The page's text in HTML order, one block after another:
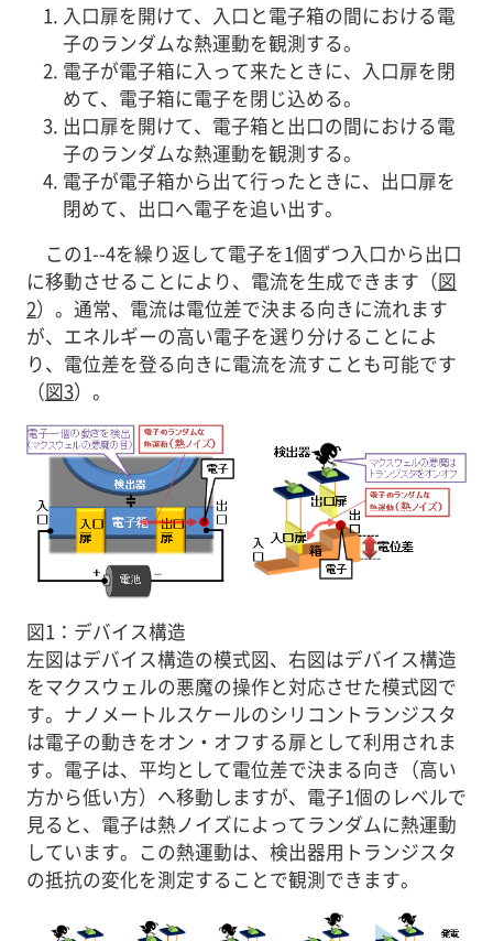
入口扉を開けて、入口と電子箱の間における電
子のランダムな熱運動を観測する。
電子が電子箱に入って来たときに、入口扉を閉
めて、電子箱に電子を閉じ込める。
出口扉を開けて、電子箱と出口の間における電
子のランダムな熱運動を観測する。
電子が電子箱から出て行ったときに、出口扉を
閉めて、出口へ電子を追い出す。
この1--4を繰り返して電子を1個ずつ入口から出口
に移動させることにより、電流を生成できます（図
2）。通常、電流は電位差で決まる向きに流れます
が、エネルギーの高い電子を選り分けることによ
り、電位差を登る向きに電流を流すことも可能です
（図3）。
図1：デバイス構造
左図はデバイス構造の模式図、右図はデバイス構造
をマクスウェルの悪魔の操作と対応させた模式図で
す。ナノメートルスケールのシリコントランジスタ
は電子の動きをオン・オフする扉として利用されま
す。電子は、平均として電位差で決まる向き（高い
方から低い方）へ移動しますが、電子1個のレベルで
見ると、電子は熱ノイズによってランダムに熱運動
しています。この熱運動は、検出器用トランジスタ
の抵抗の変化を測定することで観測できます。